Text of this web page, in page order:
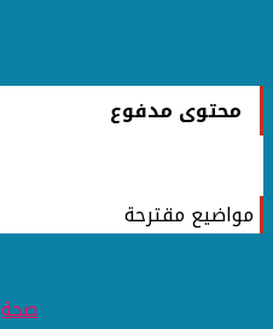
محتوى مدفوع
مواضيع مقترحة
صحة